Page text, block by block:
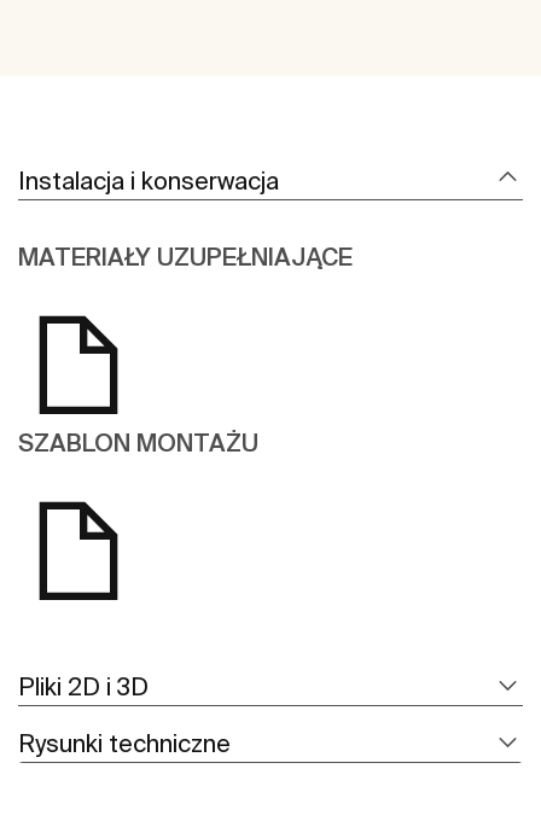
Instalacja i konserwacja
MATERIAŁY UZUPEŁNIAJĄCE
SZABLON MONTAŻU
Pliki 2D i 3D
Rysunki techniczne